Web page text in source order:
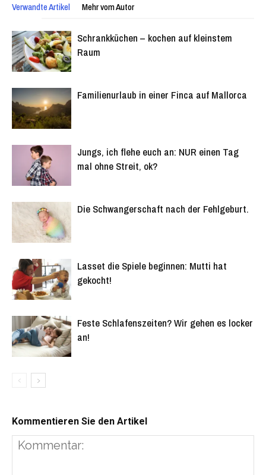
Verwandte Artikel Mehr vom Autor
Schrankküchen – kochen auf kleinstem
Raum
Familienurlaub in einer Finca auf Mallorca
Jungs, ich flehe euch an: NUR einen Tag
mal ohne Streit, ok?
Die Schwangerschaft nach der Fehlgeburt.
Lasset die Spiele beginnen: Mutti hat
gekocht!
Feste Schlafenszeiten? Wir gehen es locker
an!
Kommentieren Sie den Artikel